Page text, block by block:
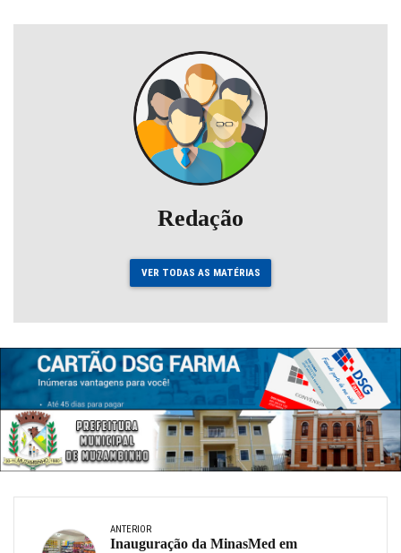
Redação
VER TODAS AS MATÉRIAS
ANTERIOR
Inauguração da MinasMed em